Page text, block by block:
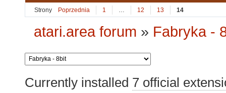
Strony Poprzednia 1 12 13 14
atari.area forum » Fabryka -
Currently installed 7 official